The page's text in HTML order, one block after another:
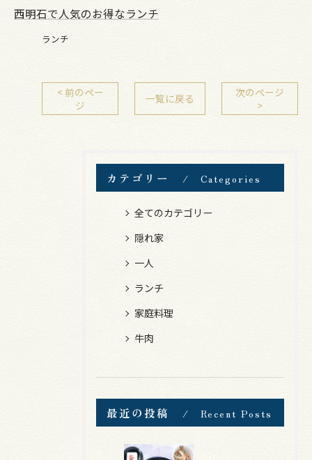
西明石で人気のお得なランチ
ランチ
< 前のペー
ジ
一覧に戻る
次のページ
>
カテゴリー Categories
全てのカテゴリー
隠れ家
一人
ランチ
家庭料理
牛肉
最近の投稿 Recent Posts